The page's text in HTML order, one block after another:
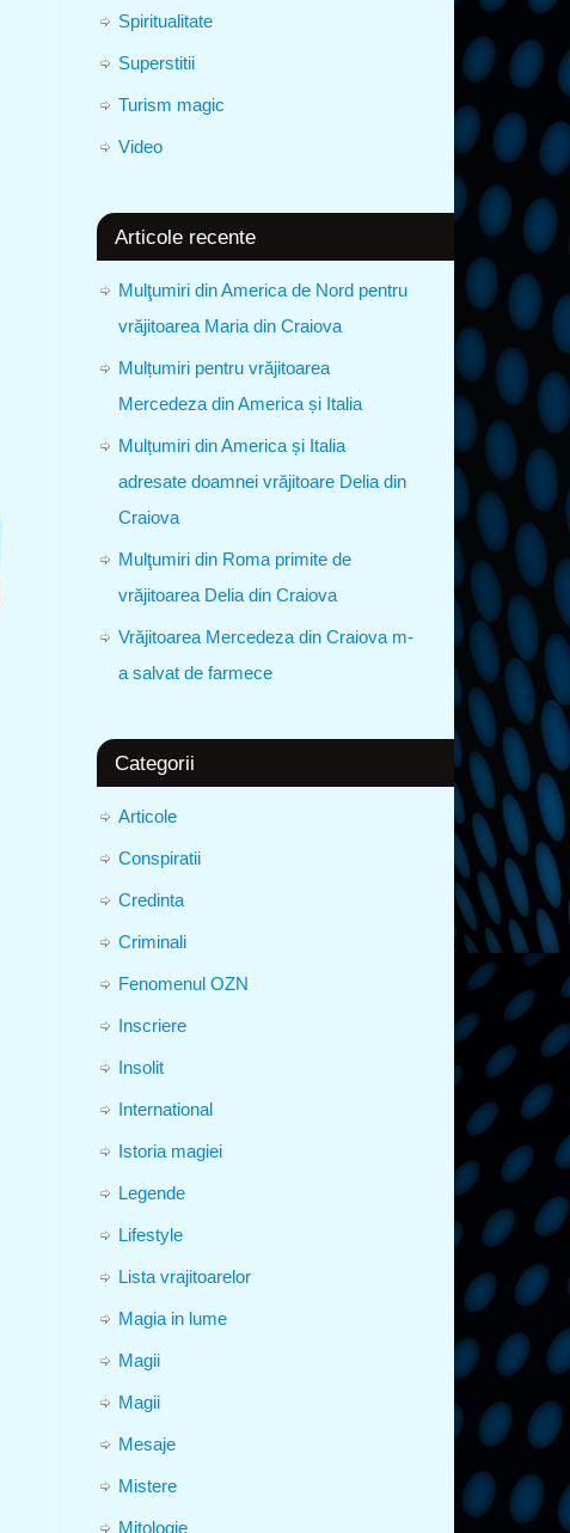
Spiritualitate
Superstitii
Turism magic
Video
Articole recente
Mulţumiri din America de Nord pentru
vrăjitoarea Maria din Craiova
Mulțumiri pentru vrăjitoarea
Mercedeza din America și Italia
Mulțumiri din America și Italia
adresate doamnei vrăjitoare Delia din
Craiova
Mulţumiri din Roma primite de
vrăjitoarea Delia din Craiova
Vrăjitoarea Mercedeza din Craiova m-
a salvat de farmece
Categorii
Articole
Conspiratii
Credinta
Criminali
Fenomenul OZN
Inscriere
Insolit
International
Istoria magiei
Legende
Lifestyle
Lista vrajitoarelor
Magia in lume
Magii
Magii
Mesaje
Mistere
Mitologie